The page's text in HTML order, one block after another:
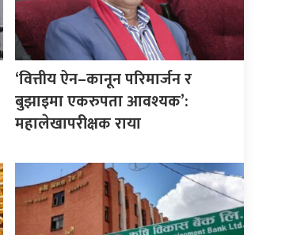
‘वित्तीय ऐन–कानून परिमार्जन र
बुझाइमा एकरुपता आवश्यक’:
महालेखापरीक्षक राया